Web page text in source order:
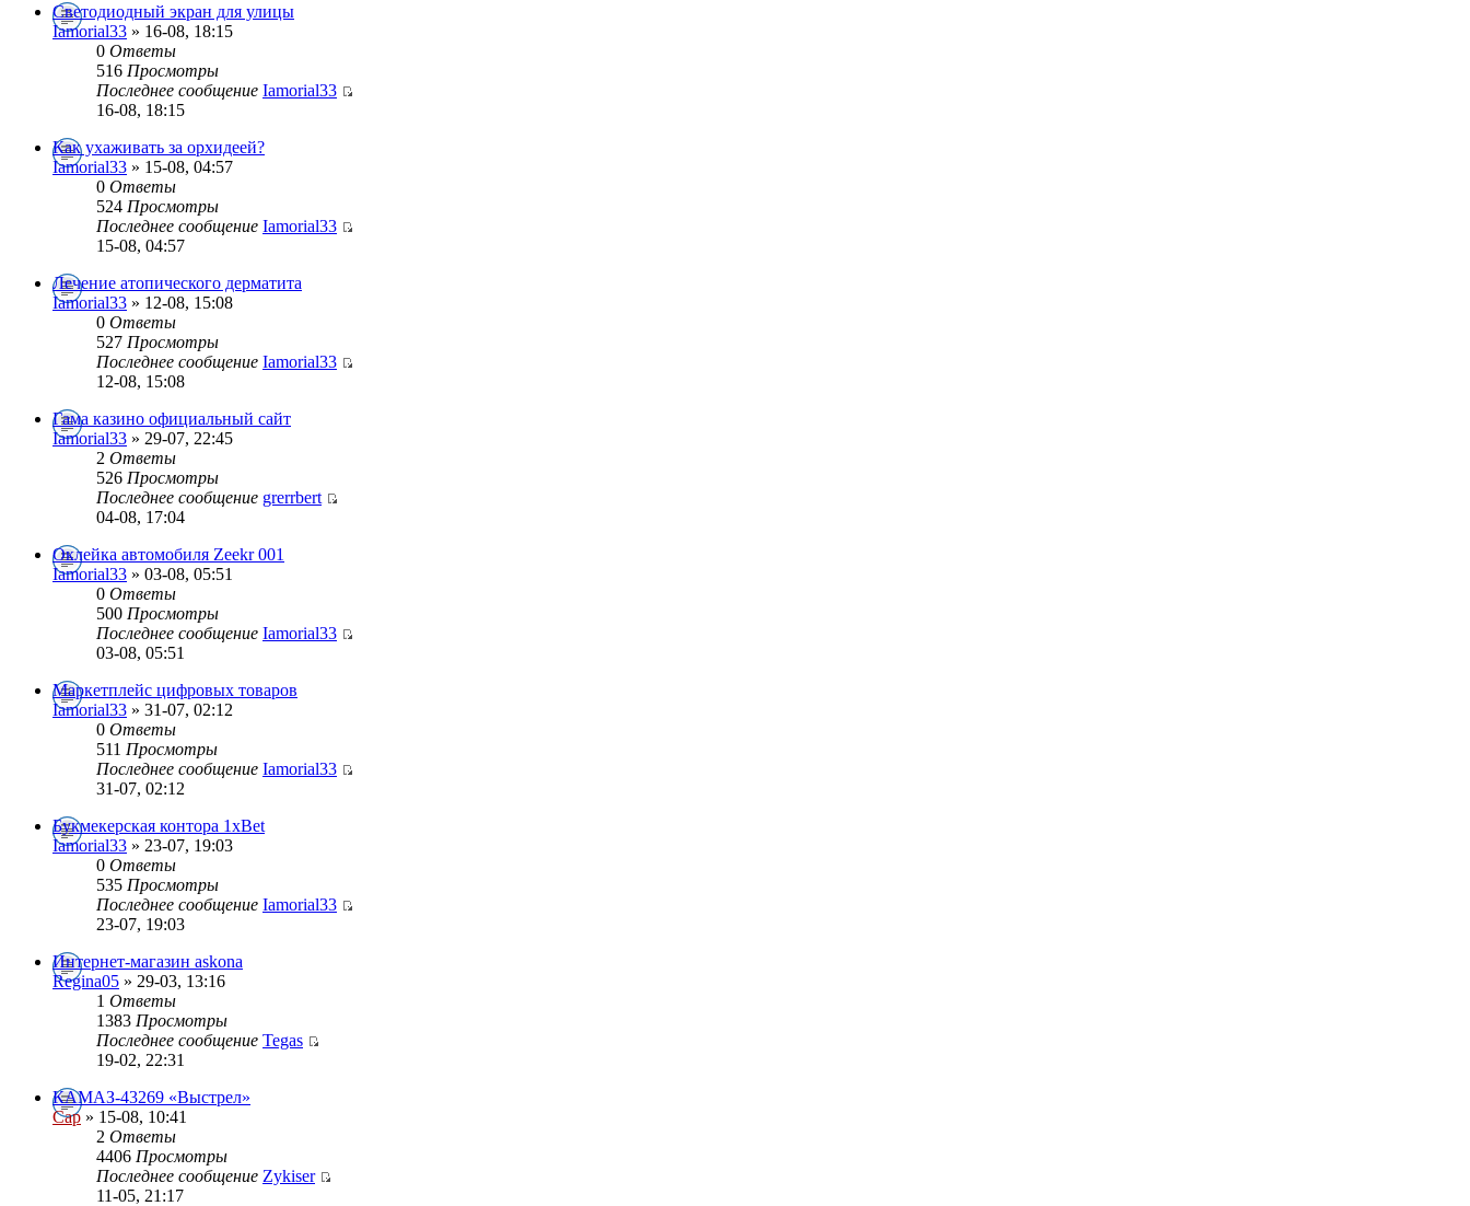
Светодиодный экран для улицы
Iamorial33 » 16-08, 18:15
0 Ответы
516 Просмотры
Последнее сообщение Iamorial33
16-08, 18:15
Как ухаживать за орхидеей?
Iamorial33 » 15-08, 04:57
0 Ответы
524 Просмотры
Последнее сообщение Iamorial33
15-08, 04:57
Лечение атопического дерматита
Iamorial33 » 12-08, 15:08
0 Ответы
527 Просмотры
Последнее сообщение Iamorial33
12-08, 15:08
Гама казино официальный сайт
Iamorial33 » 29-07, 22:45
2 Ответы
526 Просмотры
Последнее сообщение grerrbert
04-08, 17:04
Оклейка автомобиля Zeekr 001
Iamorial33 » 03-08, 05:51
0 Ответы
500 Просмотры
Последнее сообщение Iamorial33
03-08, 05:51
Маркетплейс цифровых товаров
Iamorial33 » 31-07, 02:12
0 Ответы
511 Просмотры
Последнее сообщение Iamorial33
31-07, 02:12
Букмекерская контора 1xBet
Iamorial33 » 23-07, 19:03
0 Ответы
535 Просмотры
Последнее сообщение Iamorial33
23-07, 19:03
Интернет-магазин askona
Regina05 » 29-03, 13:16
1 Ответы
1383 Просмотры
Последнее сообщение Tegas
19-02, 22:31
КАМАЗ-43269 «Выстрел»
Cap » 15-08, 10:41
2 Ответы
4406 Просмотры
Последнее сообщение Zykiser
11-05, 21:17